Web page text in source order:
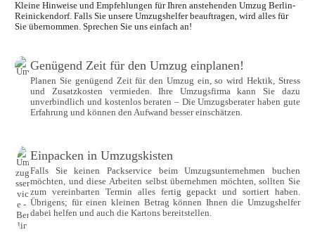
Kleine Hinweise und Empfehlungen für Ihren anstehenden Umzug Berlin-
Reinickendorf. Falls Sie unsere Umzugshelfer beauftragen, wird alles für
Sie übernommen. Sprechen Sie uns einfach an!
Genügend Zeit für den Umzug einplanen!
Planen Sie genügend Zeit für den Umzug ein, so wird Hektik, Stress
und Zusatzkosten vermieden. Ihre Umzugsfirma kann Sie dazu
unverbindlich und kostenlos beraten – Die Umzugsberater haben gute
Erfahrung und können den Aufwand besser einschätzen.
Einpacken in Umzugskisten
Falls Sie keinen Packservice beim Umzugsunternehmen buchen
möchten, und diese Arbeiten selbst übernehmen möchten, sollten Sie
zum vereinbarten Termin alles fertig gepackt und sortiert haben.
Übrigens; für einen kleinen Betrag können Ihnen die Umzugshelfer
dabei helfen und auch die Kartons bereitstellen.